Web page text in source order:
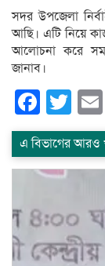
সদর উপজেলা
আছি। এটি নিয়ে
আলোচনা করে
জানাব।
এ বিভাগের আরও